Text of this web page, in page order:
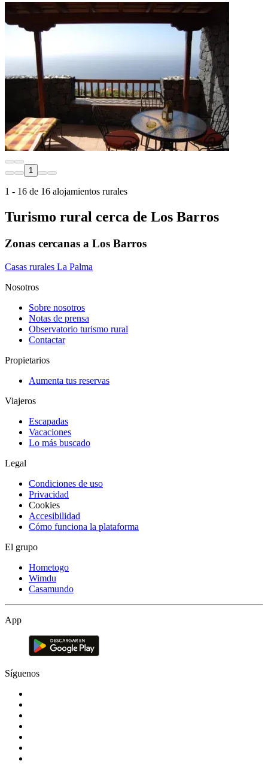
1
1 - 16 de 16 alojamientos rurales
Turismo rural cerca de Los Barros
Zonas cercanas a Los Barros
Casas rurales La Palma
Nosotros
Sobre nosotros
Notas de prensa
Observatorio turismo rural
Contactar
Propietarios
Aumenta tus reservas
Viajeros
Escapadas
Vacaciones
Lo más buscado
Legal
Condiciones de uso
Privacidad
Cookies
Accesibilidad
Cómo funciona la plataforma
El grupo
Hometogo
Wimdu
Casamundo
App
Síguenos